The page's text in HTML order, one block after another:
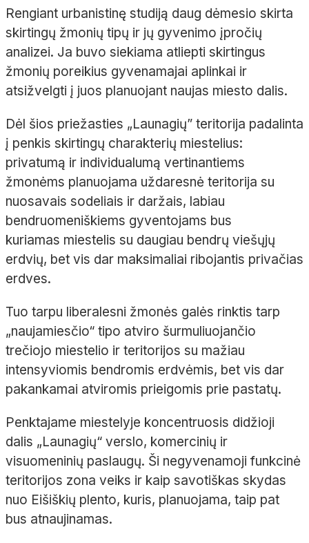
Rengiant urbanistinę studiją daug dėmesio skirta
skirtingų žmonių tipų ir jų gyvenimo įpročių
analizei. Ja buvo siekiama atliepti skirtingus
žmonių poreikius gyvenamajai aplinkai ir
atsižvelgti į juos planuojant naujas miesto dalis.
Dėl šios priežasties „Launagių” teritorija padalinta
į penkis skirtingų charakterių miestelius:
privatumą ir individualumą vertinantiems
žmonėms planuojama uždaresnė teritorija su
nuosavais sodeliais ir daržais, labiau
bendruomeniškiems gyventojams bus
kuriamas miestelis su daugiau bendrų viešųjų
erdvių, bet vis dar maksimaliai ribojantis privačias
erdves.
Tuo tarpu liberalesni žmonės galės rinktis tarp
„naujamiesčio“ tipo atviro šurmuliuojančio
trečiojo miestelio ir teritorijos su mažiau
intensyviomis bendromis erdvėmis, bet vis dar
pakankamai atviromis prieigomis prie pastatų.
Penktajame miestelyje koncentruosis didžioji
dalis „Launagių“ verslo, komercinių ir
visuomeninių paslaugų. Ši negyvenamoji funkcinė
teritorijos zona veiks ir kaip savotiškas skydas
nuo Eišiškių plento, kuris, planuojama, taip pat
bus atnaujinamas.